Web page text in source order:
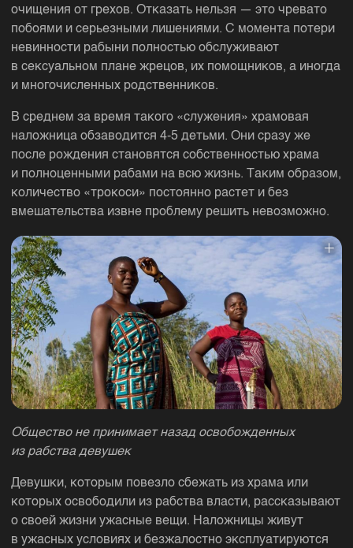
очищения от грехов. Отказать нельзя — это чревато
побоями и серьезными лишениями. С момента потери
невинности рабыни полностью обслуживают
в сексуальном плане жрецов, их помощников, а иногда
и многочисленных родственников.
В среднем за время такого «служения» храмовая
наложница обзаводится 4-5 детьми. Они сразу же
после рождения становятся собственностью храма
и полноценными рабами на всю жизнь. Таким образом,
количество «трокоси» постоянно растет и без
вмешательства извне проблему решить невозможно.
Общество не принимает назад освобожденных
из рабства девушек
Девушки, которым повезло сбежать из храма или
которых освободили из рабства власти, рассказывают
о своей жизни ужасные вещи. Наложницы живут
в ужасных условиях и безжалостно эксплуатируются